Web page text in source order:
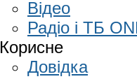
Відео
Радіо і ТБ
Корисне
Довідка